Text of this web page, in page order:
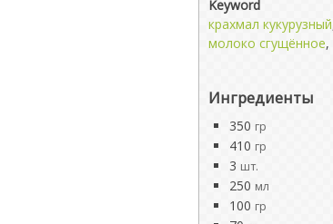
Keyword
крахмал кукурузный
молоко сгущённое,
Ингредиенты
350 гр
410 гр
3 шт.
250 мл
100 гр